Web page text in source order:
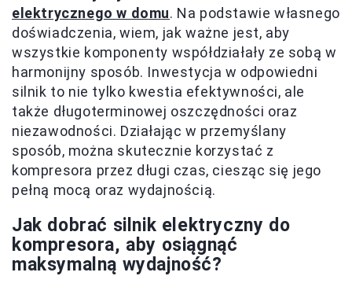
elektrycznego w domu. Na podstawie własnego
doświadczenia, wiem, jak ważne jest, aby
wszystkie komponenty współdziałały ze sobą w
harmonijny sposób. Inwestycja w odpowiedni
silnik to nie tylko kwestia efektywności, ale
także długoterminowej oszczędności oraz
niezawodności. Działając w przemyślany
sposób, można skutecznie korzystać z
kompresora przez długi czas, ciesząc się jego
pełną mocą oraz wydajnością.
Jak dobrać silnik elektryczny do
kompresora, aby osiągnąć
maksymalną wydajność?